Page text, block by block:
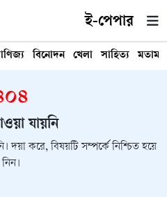
ই-পেপার
বিনোদন খেলা সাহিত্য মতামত
যায়নি
করে, বিষয়টি সম্পর্কে নিশ্চিত হয়ে
নিন।